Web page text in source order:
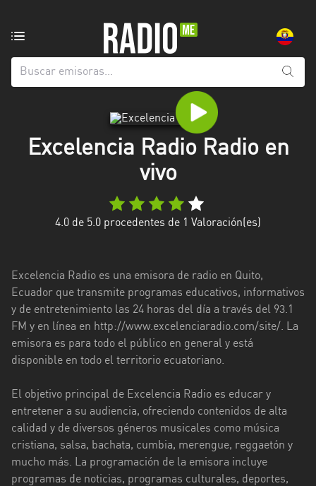
de
radio
provincias
El
Oro
Esmeraldas
Guayas
Imbabura
Loja
Excelencia Radio Radio en
vivo
4.0 de 5.0 procedentes de 1 Valoración(es)
Excelencia Radio es una emisora de radio en Quito,
Ecuador que transmite programas educativos, informativos
y de entretenimiento las 24 horas del día a través del 93.1
FM y en línea en http://www.excelenciaradio.com/site/. La
emisora es para todo el público en general y está
disponible en todo el territorio ecuatoriano.
El objetivo principal de Excelencia Radio es educar y
entretener a su audiencia, ofreciendo contenidos de alta
calidad y de diversos géneros musicales como música
cristiana, salsa, bachata, cumbia, merengue, reggaetón y
mucho más. La programación de la emisora incluye
programas de noticias, programas culturales, deportes,